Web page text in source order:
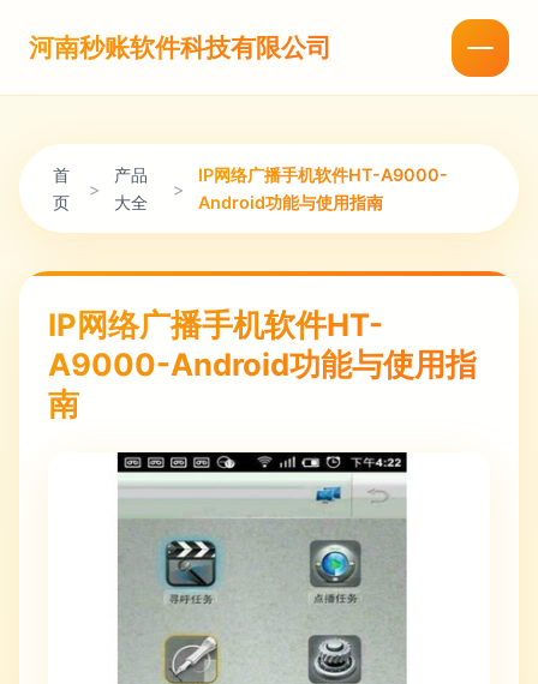
河南秒账软件科技有限公司
首
页
>
产品
大全
>
IP网络广播手机软件HT-A9000-
Android功能与使用指南
IP网络广播手机软件HT-
A9000-Android功能与使用指
南